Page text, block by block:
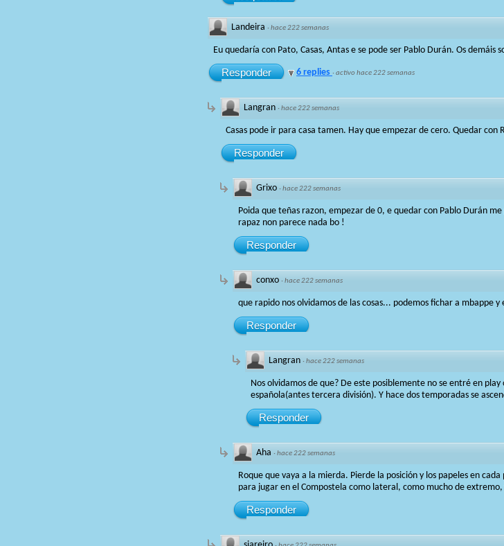
Landeira ·hace 222 semanas
Eu quedaría con Pato, Casas, Antas e se pode ser Pablo Durán. Os demáis
Responder 6 replies ·activo hace 222 semanas
Langran ·hace 222 semanas
Casas pode ir para casa tamen. Hay que empezar de cero. Quedar
Responder
Grixo ·hace 222 semanas
Poida que teñas razon, empezar de 0, e quedar con Pablo Durán
rapaz non parece nada bo !
Responder
conxo ·hace 222 semanas
que rapido nos olvidamos de las cosas... podemos fichar a mbappe y
Responder
Langran ·hace 222 semanas
Nos olvidamos de que? De este posiblemente no se entré en
española(antes tercera división). Y hace dos temporadas se
Responder
Aha ·hace 222 semanas
Roque que vaya a la mierda. Pierde la posición y los papeles en
para jugar en el Compostela como lateral, como mucho de extremo,
Responder